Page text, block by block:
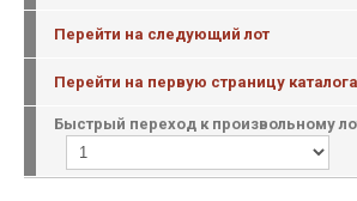
Перейти на следующий лот
Перейти на первую страницу каталога
Быстрый переход к произвольному